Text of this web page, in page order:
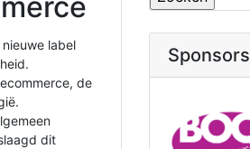
label
de
dit
Sponsors